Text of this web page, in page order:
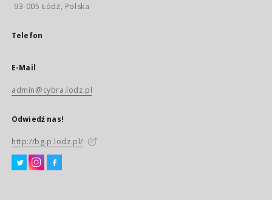
93-005 Łódź, Polska
Telefon
E-Mail
admin@cybra.lodz.pl
Odwiedź nas!
http://bg.p.lodz.pl/